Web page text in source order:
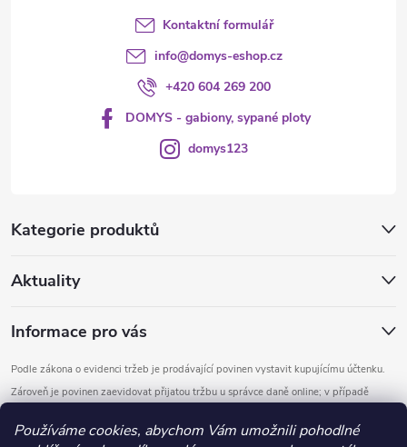
Používáme cookies, abychom Vám umožnili pohodlné
Kategorie produktů
Aktuality
Informace pro vás
Podle zákona o evidenci tržeb je prodávající povinen vystavit kupujícímu účtenku.
Zároveň je povinen zaevidovat přijatou tržbu u správce daně online; v případě
Kontaktní formulář
info@domys-eshop.cz
+420 604 269 200
DOMYS - gabiony, sypané ploty
domys123